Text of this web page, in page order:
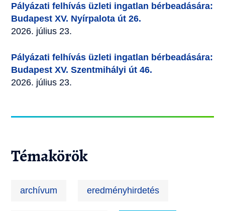
Pályázati felhívás üzleti ingatlan bérbeadására:
Budapest XV. Nyírpalota út 26.
2026. július 23.
Pályázati felhívás üzleti ingatlan bérbeadására:
Budapest XV. Szentmihályi út 46.
2026. július 23.
Témakörök
archívum eredményhirdetés